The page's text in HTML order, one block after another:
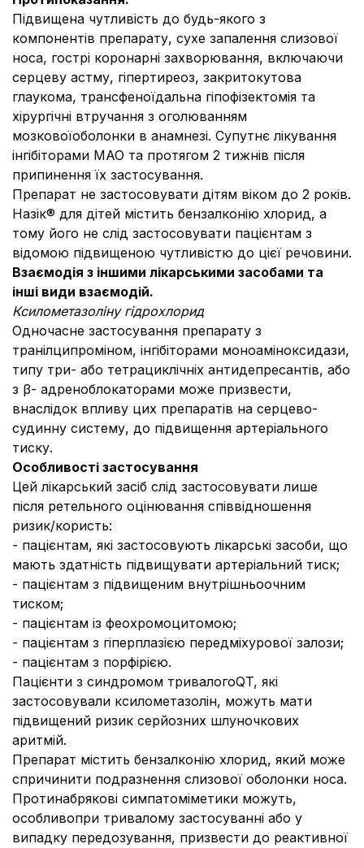
Підвищена чутливість до будь-якого з
компонентів препарату, сухе запалення слизової
носа, гострі коронарні захворювання, включаючи
серцеву астму, гіпертиреоз, закритокутова
глаукома, трансфеноїдальна гіпофізектомія та
хірургічні втручання з оголюванням
мозковоїоболонки в анамнезі. Супутнє лікування
інгібіторами МАО та протягом 2 тижнів після
припинення їх застосування.
Препарат не застосовувати дітям віком до 2 років.
Назік® для дітей містить бензалконію хлорид, а
тому його не слід застосовувати пацієнтам з
відомою підвищеною чутливістю до цієї речовини.
Взаємодія з іншими лікарськими засобами та
інші види взаємодій.
Ксилометазоліну гідрохлорид
Одночасне застосування препарату з
транілципроміном, інгібіторами моноаміноксидази,
типу три- або тетрациклічніх антидепресантів, або
з β- адреноблокаторами може призвести,
внаслідок впливу цих препаратів на серцево-
судинну систему, до підвищення артеріального
тиску.
Особливості застосування
Цей лікарський засіб слід застосовувати лише
після ретельного оцінювання співвідношення
ризик/користь:
- пацієнтам, які застосовують лікарські засоби, що
мають здатність підвищувати артеріальний тиск;
- пацієнтам з підвищеним внутрішньоочним
тиском;
- пацієнтам із феохромоцитомою;
- пацієнтам з гіперплазією передміхурової залози;
- пацієнтам з порфірією.
Пацієнти з синдромом тривалогоQT, які
застосовували ксилометазолін, можуть мати
підвищений ризик серйозних шлуночкових
аритмій.
Препарат містить бензалконію хлорид, який може
спричинити подразнення слизової оболонки носа.
Протинабрякові симпатоміметики можуть,
особливопри тривалому застосуванні або у
випадку передозування, призвести до реактивної